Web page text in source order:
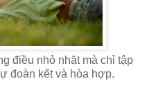
điều nhỏ nhặt mà chỉ tập
đoàn kết và hòa hợp.